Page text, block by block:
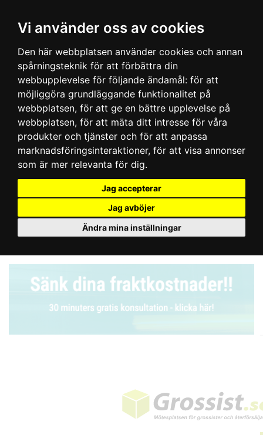
Vi använder oss av cookies
Den här webbplatsen använder cookies och annan
spårningsteknik för att förbättra din
webbupplevelse för följande ändamål: för att
möjliggöra grundläggande funktionalitet på
webbplatsen, för att ge en bättre upplevelse på
webbplatsen, för att mäta ditt intresse för våra
produkter och tjänster och för att anpassa
marknadsföringsinteraktioner, för att visa annonser
som är mer relevanta för dig.
Jag accepterar
Jag avböjer
Ändra mina inställningar